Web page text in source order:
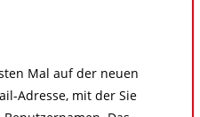
Mal auf der neuen
Adresse, mit der Sie